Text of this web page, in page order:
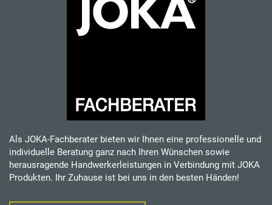
Als JOKA-Fachberater bieten wir Ihnen eine professionelle und
individuelle Beratung ganz nach Ihren Wünschen sowie
herausragende Handwerkerleistungen in Verbindung mit JOKA
Produkten. Ihr Zuhause ist bei uns in den besten Händen!